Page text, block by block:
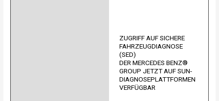
ZUGRIFF AUF SICHERE
FAHRZEUGDIAGNOSE
(SED)
DER MERCEDES BENZ®
GROUP JETZT AUF SUN-
DIAGNOSEPLATTFORMEN
VERFÜGBAR